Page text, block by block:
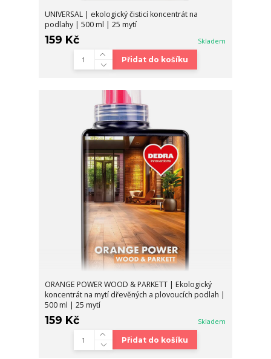
UNIVERSAL | ekologický čisticí koncentrát na
podlahy | 500 ml | 25 mytí
159 Kč Skladem
Přidat do košíku
ORANGE POWER WOOD & PARKETT | Ekologický
koncentrát na mytí dřevěných a plovoucích podlah |
500 ml | 25 mytí
159 Kč Skladem
Přidat do košíku